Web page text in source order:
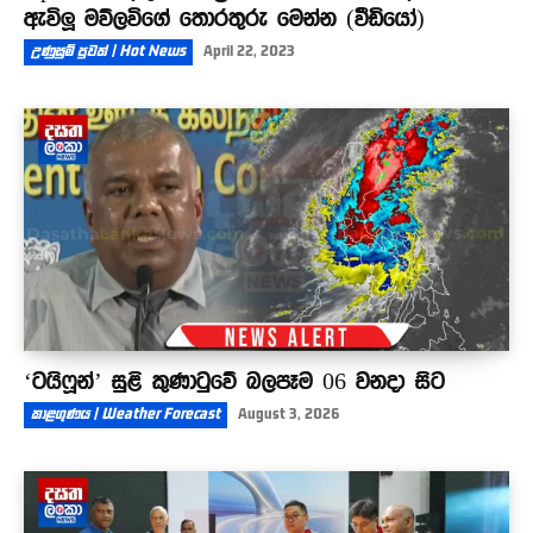
ඇවිලූ මව්ලවිගේ තොරතුරු මෙන්න (වීඩියෝ)
උණුසුම් පුවත් | Hot News April 22, 2023
‘ටයිෆූන්’ සුළි කුණාටුවේ බලපෑම 06 වනදා සිට
කාළගුණය | Weather Forecast August 3, 2026